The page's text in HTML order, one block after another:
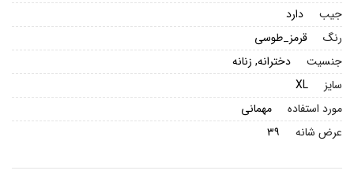
جیب
دارد
رنگ
قرمز_طوسی
جنسیت
دخترانه, زنانه
سایز
XL
مورد استفاده
مهمانی
عرض شانه
۳۹